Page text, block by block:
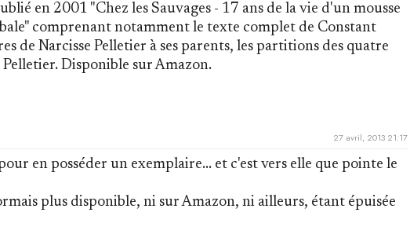
en 2001 "Chez les Sauvages - 17 ans de la vie d'un mousse
comprenant notamment le texte complet de Constant
de Narcisse Pelletier à ses parents, les partitions des quatre
Disponible sur Amazon.
27 avril, 2013 21:17
en posséder un exemplaire... et c'est vers elle que pointe le
plus disponible, ni sur Amazon, ni ailleurs, étant épuisée